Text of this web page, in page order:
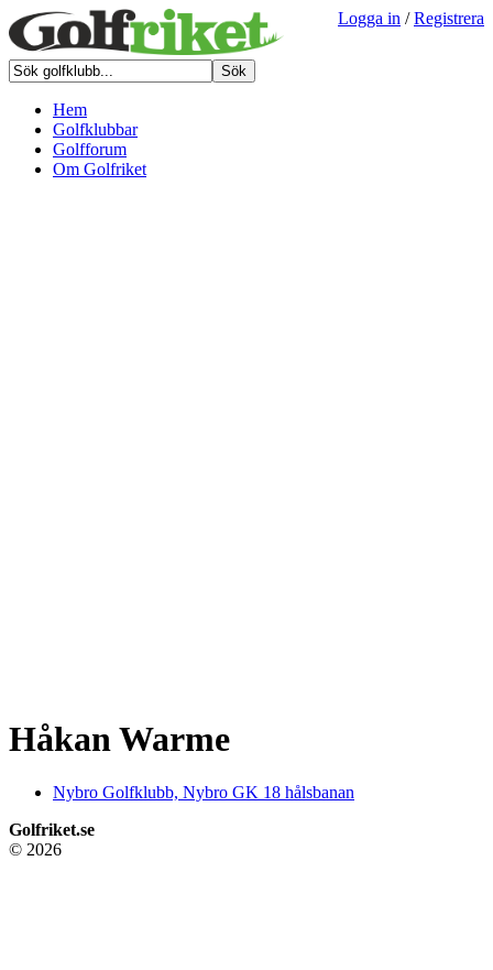
Logga in /Registrera
Hem
Golfklubbar
Golfforum
Om Golfriket
Håkan Warme
Nybro Golfklubb, Nybro GK 18 hålsbanan
Golfriket.se
© 2026